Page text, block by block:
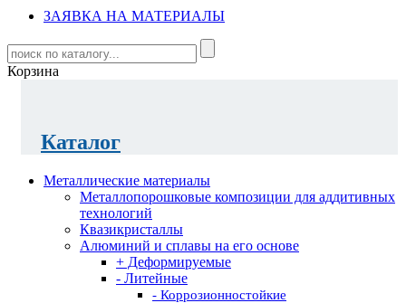
ЗАЯВКА НА МАТЕРИАЛЫ
Корзина
Каталог
Металлические материалы
Металлопорошковые композиции для аддитивных
технологий
Квазикристаллы
Алюминий и сплавы на его основе
+ Деформируемые
- Литейные
- Коррозионностойкие